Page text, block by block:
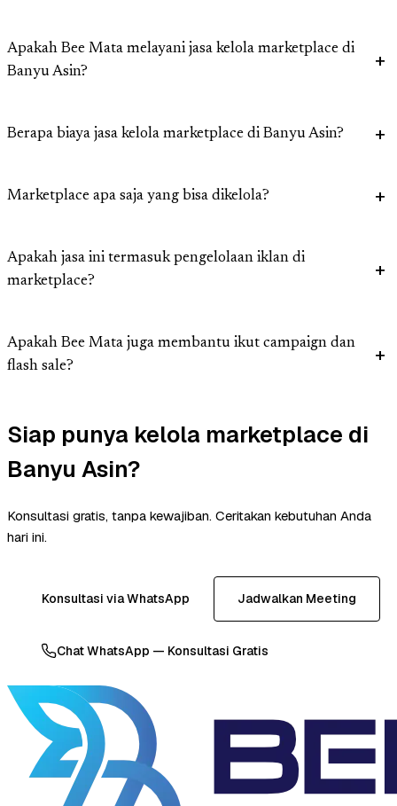
Apakah Bee Mata melayani jasa kelola marketplace di
Banyu Asin?
Berapa biaya jasa kelola marketplace di Banyu Asin?
Marketplace apa saja yang bisa dikelola?
Apakah jasa ini termasuk pengelolaan iklan di
marketplace?
Apakah Bee Mata juga membantu ikut campaign dan
flash sale?
Siap punya kelola marketplace di
Banyu Asin?
Konsultasi gratis, tanpa kewajiban. Ceritakan kebutuhan Anda
hari ini.
Konsultasi via WhatsApp Jadwalkan Meeting
Chat WhatsApp — Konsultasi Gratis